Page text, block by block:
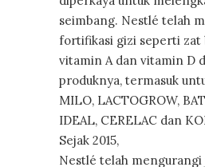
seimbang. Nestlé telah
fortifikasi gizi seperti zat
vitamin A dan vitamin D
produknya, termasuk
MILO, LACTOGROW,
IDEAL, CERELAC dan
Sejak 2015,
Nestlé telah mengurangi